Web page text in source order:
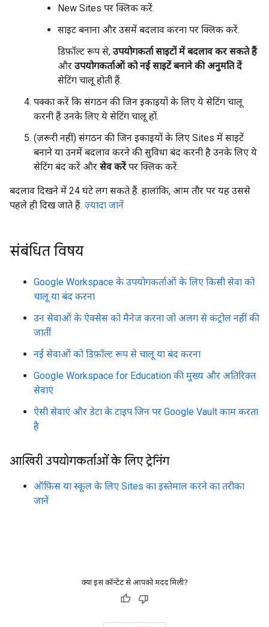
New Sites पर क्लिक करें.
साइट बनाना और उसमें बदलाव करना पर क्लिक करें.
डिफ़ॉल्ट रूप से, उपयोगकर्ता साइटों में बदलाव कर सकते हैं
और उपयोगकर्ताओं को नई साइटें बनाने की अनुमति दें
सेटिंग चालू होती हैं.
पक्का करें कि संगठन की जिन इकाइयों के लिए ये सेटिंग चालू
करनी हैं उनके लिए ये सेटिंग चालू हों.
(ज़रूरी नहीं) संगठन की जिन इकाइयों के लिए Sites में साइटें
बनाने या उनमें बदलाव करने की सुविधा बंद करनी है उनके लिए ये
सेटिंग बंद करें और सेव करेंपर क्लिक करें.
बदलाव दिखने में 24 घंटे लग सकते हैं. हालांकि, आम तौर पर यह उससे
पहले ही दिख जाते हैं. ज़्यादा जानें
संबंधित विषय
Google Workspace के उपयोगकर्ताओं के लिए किसी सेवा को
चालू या बंद करना
उन सेवाओं के ऐक्सेस को मैनेज करना जो अलग से कंट्रोल नहीं की
जातीं
नई सेवाओं को डिफ़ॉल्ट रूप से चालू या बंद करना
Google Workspace for Education की मुख्य और अतिरिक्त
सेवाएं
ऐसी सेवाएं और डेटा के टाइप जिन पर Google Vault काम करता
है
आखिरी उपयोगकर्ताओं के लिए ट्रेनिंग
ऑफ़िस या स्कूल के लिए Sites का इस्तेमाल करने का तरीका
जानें
क्या इस कॉन्टेंट से आपको मदद मिली?